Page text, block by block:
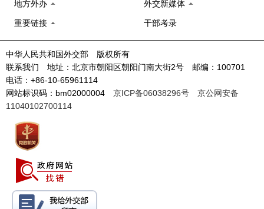
地方外办 外交新媒体
重要链接 干部考录
中华人民共和国外交部 版权所有
联系我们 地址：北京市朝阳区朝阳门南大街2号 邮编：100701
电话：+86-10-65961114
网站标识码：bm02000004 京ICP备06038296号
京公网安备
11040102700114